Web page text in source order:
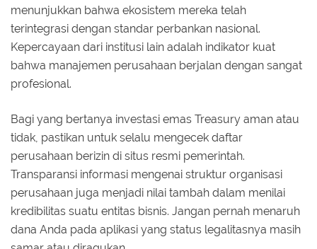
menunjukkan bahwa ekosistem mereka telah
terintegrasi dengan standar perbankan nasional.
Kepercayaan dari institusi lain adalah indikator kuat
bahwa manajemen perusahaan berjalan dengan sangat
profesional.
Bagi yang bertanya investasi emas Treasury aman atau
tidak, pastikan untuk selalu mengecek daftar
perusahaan berizin di situs resmi pemerintah.
Transparansi informasi mengenai struktur organisasi
perusahaan juga menjadi nilai tambah dalam menilai
kredibilitas suatu entitas bisnis. Jangan pernah menaruh
dana Anda pada aplikasi yang status legalitasnya masih